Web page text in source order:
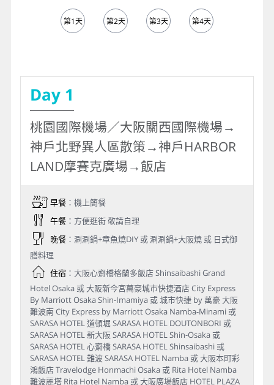
BR177
日本關西機場
桃園國際機場
※如遇航空公司變動航班，本公司保有最後變動
之權力，並以說明會資料為準
第1天
Day 1
桃園國際機場／大阪關西國際機場→
神戶北野異人區散策→神戶HARBOR
LAND摩賽克廣場→飯店